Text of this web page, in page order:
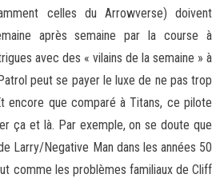
celles du Arrowverse) doivent
après semaine par la course à
avec des « vilains de la semaine » à
peut se payer le luxe de ne pas trop
encore que comparé à Titans, ce pilote
ça et là. Par exemple, on se doute que
Larry/Negative Man dans les années 50
comme les problèmes familiaux de Cliff